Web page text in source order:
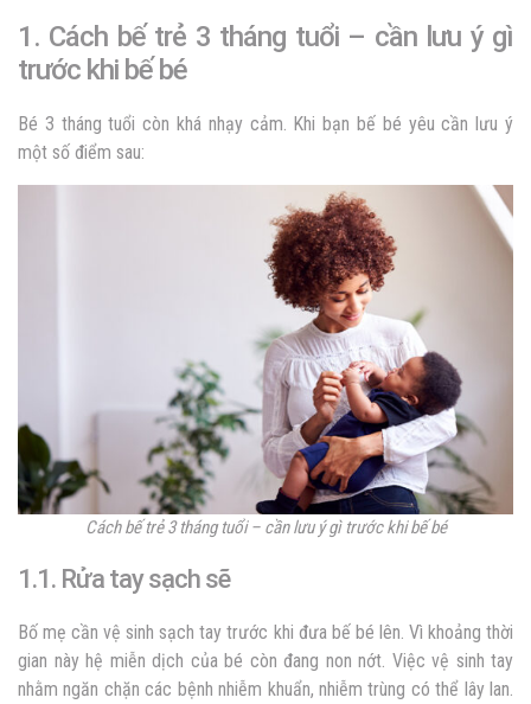
1. Cách bế trẻ 3 tháng tuổi – cần lưu ý gì
trước khi bế bé
Bé 3 tháng tuổi còn khá nhạy cảm. Khi bạn bế bé yêu cần lưu ý
một số điểm sau:
Cách bế trẻ 3 tháng tuổi – cần lưu ý gì trước khi bế bé
1.1. Rửa tay sạch sẽ
Bố mẹ cần vệ sinh sạch tay trước khi đưa bế bé lên. Vì khoảng thời
gian này hệ miễn dịch của bé còn đang non nớt. Việc vệ sinh tay
nhằm ngăn chặn các bệnh nhiễm khuẩn, nhiễm trùng có thể lây lan.